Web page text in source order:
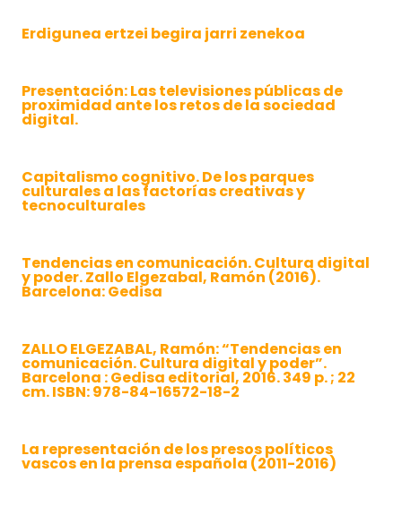
Erdigunea ertzei begira jarri zenekoa
Presentación: Las televisiones públicas de
proximidad ante los retos de la sociedad
digital.
Capitalismo cognitivo. De los parques
culturales a las factorías creativas y
tecnoculturales
Tendencias en comunicación. Cultura digital
y poder. Zallo Elgezabal, Ramón (2016).
Barcelona: Gedisa
ZALLO ELGEZABAL, Ramón: “Tendencias en
comunicación. Cultura digital y poder”.
Barcelona : Gedisa editorial, 2016. 349 p. ; 22
cm. ISBN: 978-84-16572-18-2
La representación de los presos políticos
vascos en la prensa española (2011-2016)